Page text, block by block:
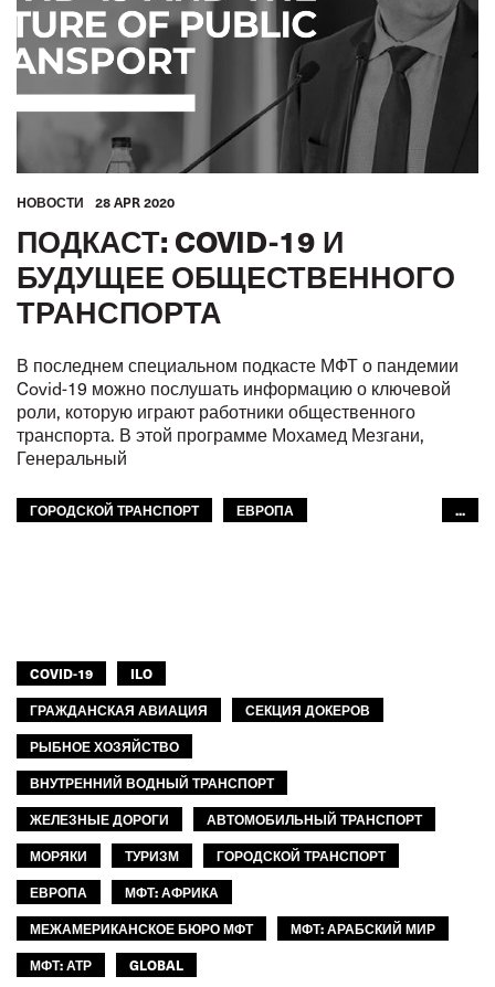
ТУРИЗМ
ГОРОДСКОЙ ТРАНСПОРТ
GLOBAL
МЕЖАМЕРИКАНСКОЕ БЮРО МФТ
HОВОСТИ 28 APR 2020
ПОДКАСТ: COVID-19 И
БУДУЩЕЕ ОБЩЕСТВЕННОГО
ТРАНСПОРТА
В последнем специальном подкасте МФТ о пандемии
Covid-19 можно послушать информацию о ключевой
роли, которую играют работники общественного
транспорта. В этой программе Мохамед Мезгани,
Генеральный
ГОРОДСКОЙ ТРАНСПОРТ
ЕВРОПА
...
COVID-19
ILO
ГРАЖДАНСКАЯ АВИАЦИЯ
СЕКЦИЯ ДОКЕРОВ
РЫБНОЕ ХОЗЯЙСТВО
ВНУТРЕННИЙ ВОДНЫЙ ТРАНСПОРТ
ЖЕЛЕЗНЫЕ ДОРОГИ
АВТОМОБИЛЬНЫЙ ТРАНСПОРТ
МОРЯКИ
ТУРИЗМ
ГОРОДСКОЙ ТРАНСПОРТ
ЕВРОПА
МФТ: АФРИКА
МЕЖАМЕРИКАНСКОЕ БЮРО МФТ
МФТ: АРАБСКИЙ МИР
МФТ: АТР
GLOBAL